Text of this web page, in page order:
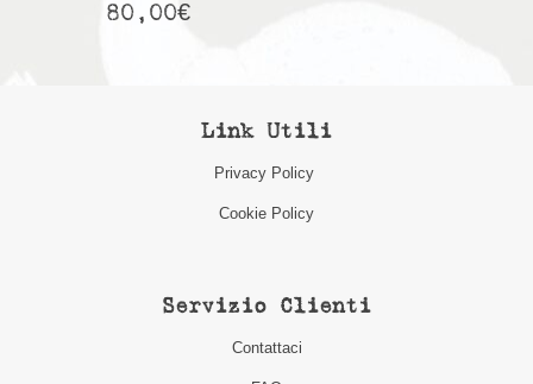
80,00€
Link Utili
Privacy Policy
Cookie Policy
Servizio Clienti
Contattaci